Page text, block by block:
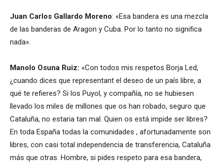
Juan Carlos Gallardo Moreno: «Esa bandera es una mezcla
de las banderas de Aragon y Cuba. Por lo tanto no significa
nada».
Manolo Osuna Ruiz: «Con todos mis respetos Borja Led,
¿cuando dices que representant el deseo de un país libre, a
qué te refieres? Si los Puyol, y compañía, no se hubiesen
llevado los miles de millones que os han robado, seguro que
Cataluña, no estaria tan mal. Quien os está impide ser libres?
En toda España todas la comunidades , afortunadamente son
libres, con casi total independencia de transferencia, Cataluña
más que otras. Hombre, si pides respeto para esa bandera,